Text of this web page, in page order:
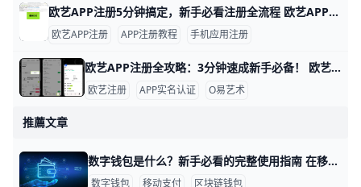
欧艺APP注册5分钟搞定，新手必看注册全流程 欧艺APP注册其实非常简单，只要跟着几个关键步骤，基本能在几分钟内完成。对新手来说，最重要的是选对下载渠道、正确填写基本信息，并尽快开启安全保护功能。这样不仅能快速拿到账户，还能让登录和使用过程更安心。
欧艺APP注册 APP注册教程 手机应用注册
欧艺APP注册全攻略：3分钟速成新手必备！ 欧艺APP注册过程简单快速，通常只需几分钟就能完成。基本需要手机号或邮箱地址作为账号，比如用你的常用手机号“138XXXXXXX”或“”来注册，还得设置一个强密码，包含大小写字母、数字和符号，例如“Abc123!@#”。这些信息能帮你快速创建账户并接收验证码验证。
欧艺注册 APP实名认证 O易艺术
推薦文章
数字钱包是什么？新手必看的完整使用指南 在移动支付、线上购物和数字货币越来越普及的今天，数字钱包已经成为很多人每天都会用到的工具，比如出门只带手机也能买早餐、坐地铁、网购。数字钱包可以放银行卡信息、账户余额、会员卡、优惠券，甚至可以管理比特币、以太坊等数字资产，让你的“钱”和“资产”集中在一个地方查看和操作。对于刚接触的新手来说，只要理解它是“手机里的电子钱包”，用来收钱、付款、转账和管理资产，就已经迈出了第一步。
数字钱包 移动支付 区块链钱包